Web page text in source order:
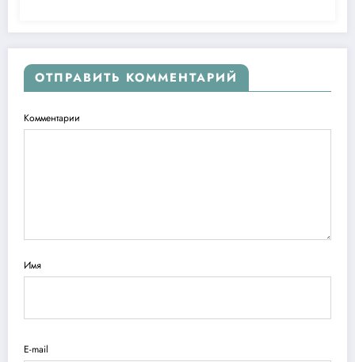
ОТПРАВИТЬ КОММЕНТАРИЙ
Комментарии
Имя
E-mail